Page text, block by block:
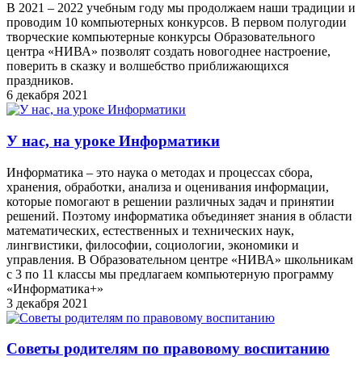
В 2021 – 2022 учебным году мы продолжаем наши традиции и
проводим 10 компьютерных конкурсов. В первом полугодии
творческие компьютерные конкурсы Образовательного
центра «НИВА» позволят создать новогоднее настроение,
поверить в сказку и волшебство приближающихся
праздников.
6 декабря 2021
У нас, на уроке Информатики
Информатика – это наука о методах и процессах сбора,
хранения, обработки, анализа и оценивания информации,
которые помогают в решении различных задач и принятии
решений. Поэтому информатика объединяет знания в области
математических, естественных и технических наук,
лингвистики, философии, социологии, экономики и
управления. В Образовательном центре «НИВА» школьникам
с 3 по 11 классы мы предлагаем компьютерную программу
«Информатика+»
3 декабря 2021
Советы родителям по правовому воспитанию